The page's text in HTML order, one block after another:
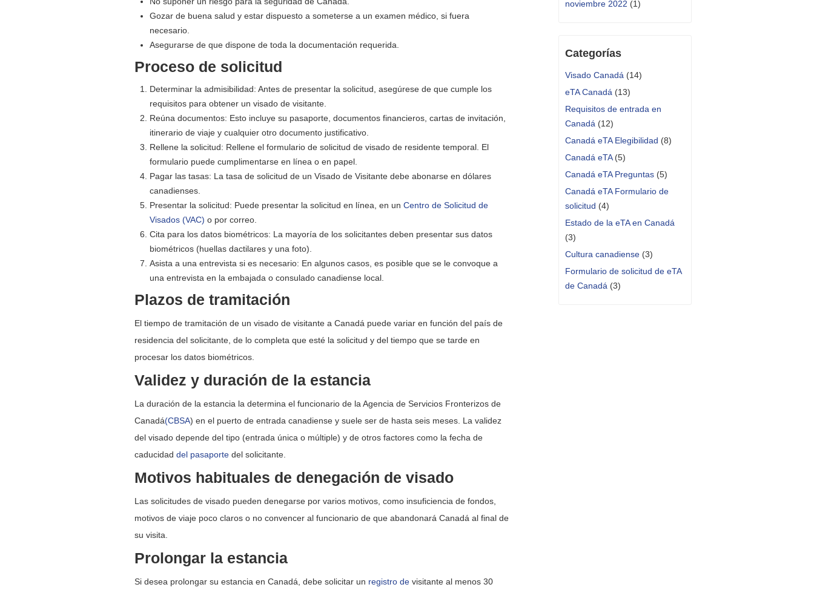
Gozar de buena salud y estar dispuesto a someterse a un examen médico, si fuera
necesario.
Asegurarse de que dispone de toda la documentación requerida.
Proceso de solicitud
Determinar la admisibilidad: Antes de presentar la solicitud, asegúrese de que cumple los
requisitos para obtener un visado de visitante.
Reúna documentos: Esto incluye su pasaporte, documentos financieros, cartas de invitación,
itinerario de viaje y cualquier otro documento justificativo.
Rellene la solicitud: Rellene el formulario de solicitud de visado de residente temporal. El
formulario puede cumplimentarse en línea o en papel.
Pagar las tasas: La tasa de solicitud de un Visado de Visitante debe abonarse en dólares
canadienses.
Presentar la solicitud: Puede presentar la solicitud en línea, en un Centro de Solicitud de
Visados (VAC) o por correo.
Cita para los datos biométricos: La mayoría de los solicitantes deben presentar sus datos
biométricos (huellas dactilares y una foto).
Asista a una entrevista si es necesario: En algunos casos, es posible que se le convoque a
una entrevista en la embajada o consulado canadiense local.
Plazos de tramitación
El tiempo de tramitación de un visado de visitante a Canadá puede variar en función del país de
residencia del solicitante, de lo completa que esté la solicitud y del tiempo que se tarde en
procesar los datos biométricos.
Validez y duración de la estancia
La duración de la estancia la determina el funcionario de la Agencia de Servicios Fronterizos de
Canadá(CBSA) en el puerto de entrada canadiense y suele ser de hasta seis meses. La validez
del visado depende del tipo (entrada única o múltiple) y de otros factores como la fecha de
caducidad del pasaporte del solicitante.
Motivos habituales de denegación de visado
Las solicitudes de visado pueden denegarse por varios motivos, como insuficiencia de fondos,
motivos de viaje poco claros o no convencer al funcionario de que abandonará Canadá al final de
su visita.
Prolongar la estancia
Si desea prolongar su estancia en Canadá, debe solicitar un registro de visitante al menos 30
noviembre 2022 (1)
Categorías
Visado Canadá (14)
eTA Canadá (13)
Requisitos de entrada en
Canadá (12)
Canadá eTA Elegibilidad (8)
Canadá eTA(5)
Canadá eTA Preguntas (5)
Canadá eTA Formulario de
solicitud (4)
Estado de la eTA en Canadá
(3)
Cultura canadiense (3)
Formulario de solicitud de eTA
de Canadá (3)